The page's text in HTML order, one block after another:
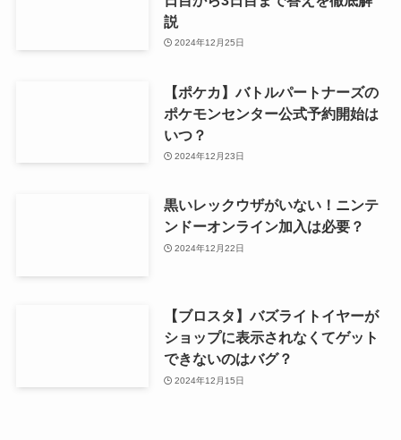
説
2024年12月25日
【ポケカ】バトルパートナーズの
ポケモンセンター公式予約開始は
いつ？
2024年12月23日
黒いレックウザがいない！ニンテ
ンドーオンライン加入は必要？
2024年12月22日
【ブロスタ】バズライトイヤーが
ショップに表示されなくてゲット
できないのはバグ？
2024年12月15日